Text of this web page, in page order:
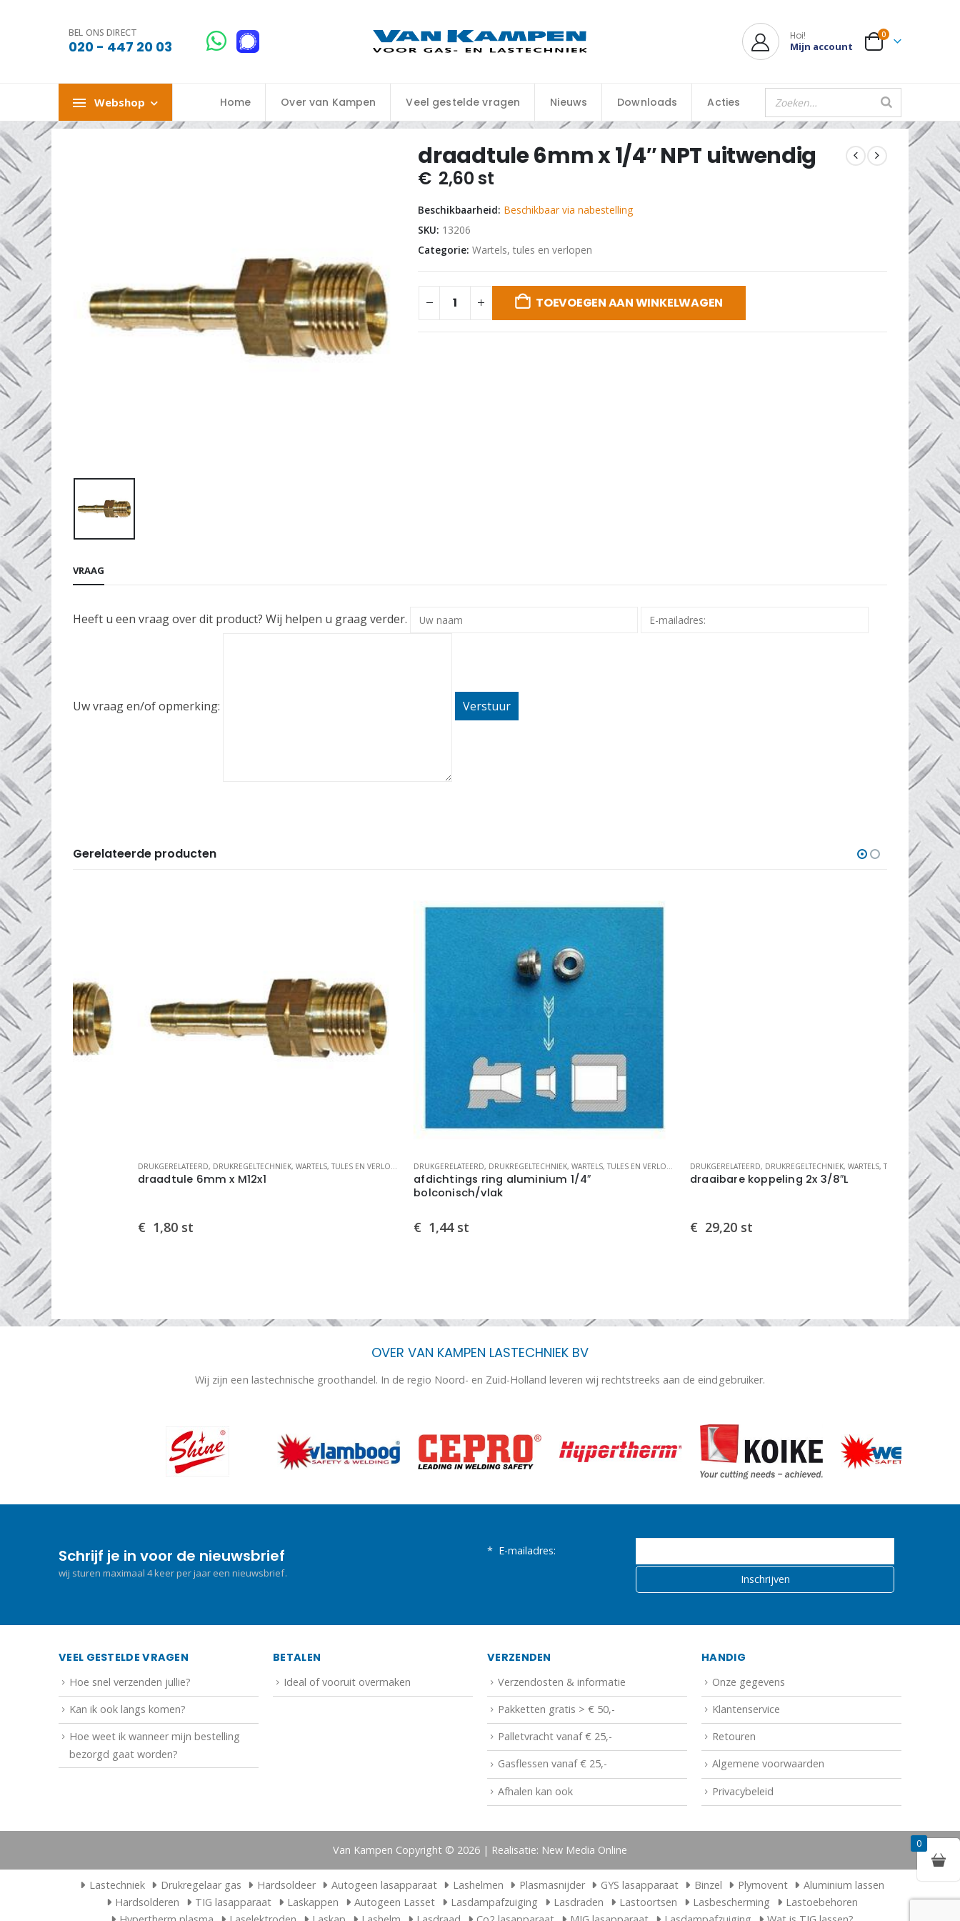
BEL ONS DIRECT
020 - 447 20 03
Hoi!
Mijn account
0
Webshop Home Over van Kampen Veel gestelde vragen Nieuws Downloads Acties
draadtule 6mm x 1/4″ NPT uitwendig
€ 2,60st
Beschikbaarheid: Beschikbaar via nabestelling
SKU: 13206
Categorie:Wartels, tules en verlopen
TOEVOEGEN AAN WINKELWAGEN
VRAAG
Heeft u een vraag over dit product? Wij helpen u graag verder.
Uw vraag en/of opmerking:
Gerelateerde producten
DRUKGERELATEERD,DRUKREGELTECHNIEK,WARTELS, TULES EN VERLOPEN
draadtule 6mm x M12x1
DRUKGERELATEERD,DRUKREGELTECHNIEK,WARTELS, TULES EN VERLOPEN
afdichtings ring aluminium 1/4″
bolconisch/vlak
DRUKGERELATEERD,DRUKREGELTECHNIEK,WARTELS, TULES EN VERLOPEN
draaibare koppeling 2x 3/8″L
5,45 st
OVER VAN KAMPEN LASTECHNIEK BV
Wij zijn een lastechnische groothandel. In de regio Noord- en Zuid-Holland leveren wij rechtstreeks aan de eindgebruiker.
Schrijf je in voor de nieuwsbrief
wij sturen maximaal 4 keer per jaar een nieuwsbrief.
* E-mailadres:
VEEL GESTELDE VRAGEN
Hoe snel verzenden jullie?
Kan ik ook langs komen?
Hoe weet ik wanneer mijn bestelling
bezorgd gaat worden?
BETALEN
Ideal of vooruit overmaken
VERZENDEN
Verzendosten & informatie
Pakketten gratis > € 50,-
Palletvracht vanaf € 25,-
Gasflessen vanaf € 25,-
Afhalen kan ook
HANDIG
Onze gegevens
Klantenservice
Retouren
Algemene voorwaarden
Privacybeleid
Van Kampen Copyright © 2026 | Realisatie: New Media Online
Lastechniek Drukregelaar gas Hardsoldeer Autogeen lasapparaat Lashelmen Plasmasnijder GYS lasapparaat Binzel Plymovent
Aluminium lassen
Hardsolderen
TIG lasapparaat Laskappen Autogeen Lasset Lasdampafzuiging Lasdraden Lastoortsen Lasbescherming
Lastoebehoren
0